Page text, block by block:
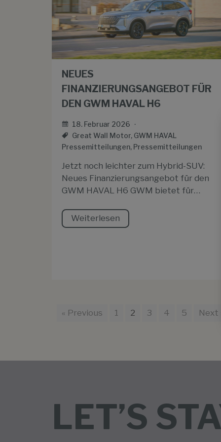
NEUES
FINANZIERUNGSANGEBOT FÜR
DEN GWM HAVAL H6
18. Februar 2026
Great Wall Motor, GWM HAVAL
Pressemitteilungen, Pressemitteilungen
Jetzt noch leichter zum Hybrid-SUV:
Neues Finanzierungsangebot für den
GWM HAVAL H6 GWM bietet für…
Weiterlesen
« Previous 1 2 3 4 5 Next
LET’S